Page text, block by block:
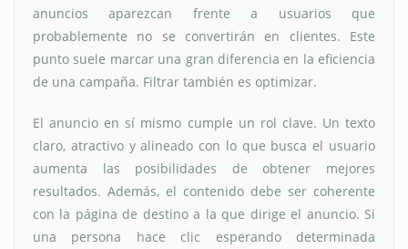
anuncios aparezcan frente a usuarios que
probablemente no se convertirán en clientes. Este
punto suele marcar una gran diferencia en la eficiencia
de una campaña. Filtrar también es optimizar.
El anuncio en sí mismo cumple un rol clave. Un texto
claro, atractivo y alineado con lo que busca el usuario
aumenta las posibilidades de obtener mejores
resultados. Además, el contenido debe ser coherente
con la página de destino a la que dirige el anuncio. Si
una persona hace clic esperando determinada